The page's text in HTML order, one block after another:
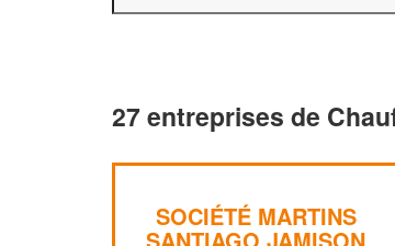
27 entreprises de
SOCIÉTÉ MARTINS